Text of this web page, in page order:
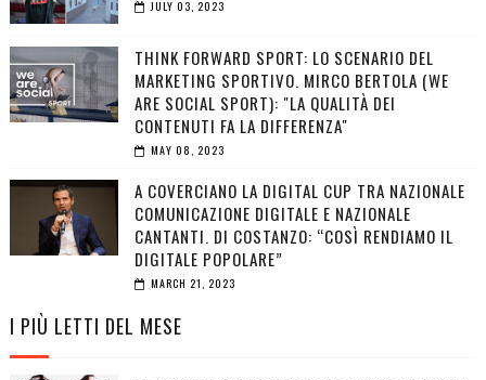
JULY 03, 2023
THINK FORWARD SPORT: LO SCENARIO DEL
MARKETING SPORTIVO. MIRCO BERTOLA (WE
ARE SOCIAL SPORT): "LA QUALITÀ DEI
CONTENUTI FA LA DIFFERENZA"
MAY 08, 2023
A COVERCIANO LA DIGITAL CUP TRA NAZIONALE
COMUNICAZIONE DIGITALE E NAZIONALE
CANTANTI. DI COSTANZO: “COSÌ RENDIAMO IL
DIGITALE POPOLARE”
MARCH 21, 2023
I PIÙ LETTI DEL MESE